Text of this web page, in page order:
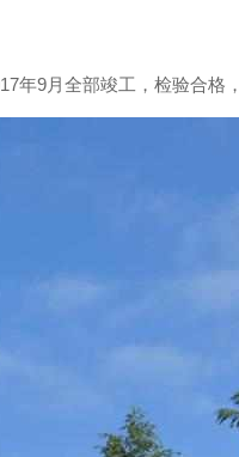
9月全部竣工，检验合格